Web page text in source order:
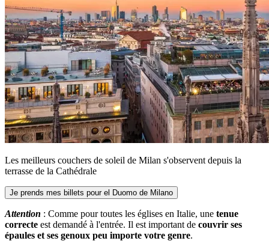
Les meilleurs couchers de soleil de Milan s'observent depuis la
terrasse de la Cathédrale
Je prends mes billets pour el Duomo de Milano
Attention : Comme pour toutes les églises en Italie, une tenue
correcte est demandé à l'entrée. Il est important de couvrir ses
épaules et ses genoux peu importe votre genre.